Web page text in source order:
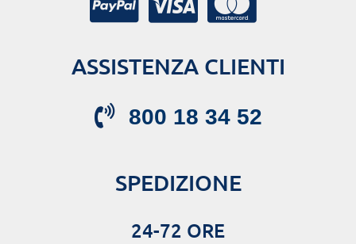
ASSISTENZA CLIENTI
800 18 34 52
SPEDIZIONE
24-72 ORE